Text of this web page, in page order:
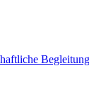
Begleitung